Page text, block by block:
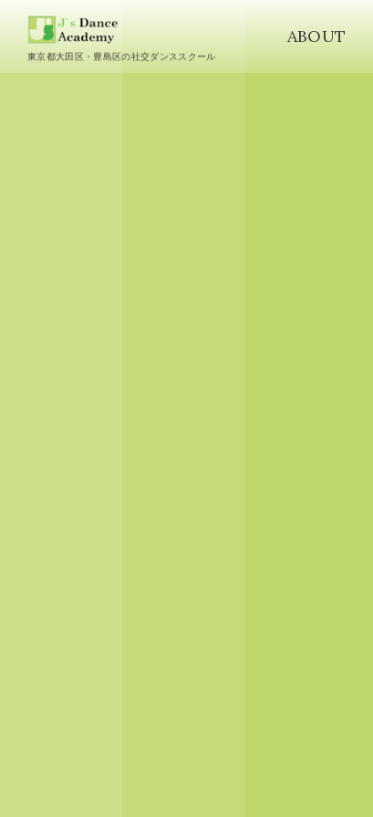
東京都大田区・豊島区の社交ダンススクール
ABOUT